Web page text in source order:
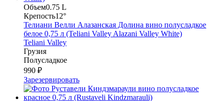
Объем0.75 L
Крепость12°
Телиани Велли Алазанская Долина вино полусладкое
белое 0,75 л (Teliani Valley Alazani Valley White)
Teliani Valley
Грузия
Полусладкое
990 ₽
Зарезервировать